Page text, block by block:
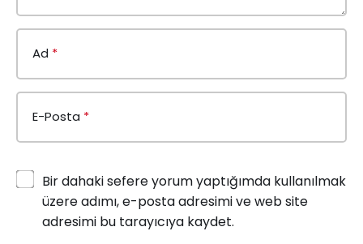
Ad *
E-Posta *
Bir dahaki sefere yorum yaptığımda kullanılmak
üzere adımı, e-posta adresimi ve web site
adresimi bu tarayıcıya kaydet.